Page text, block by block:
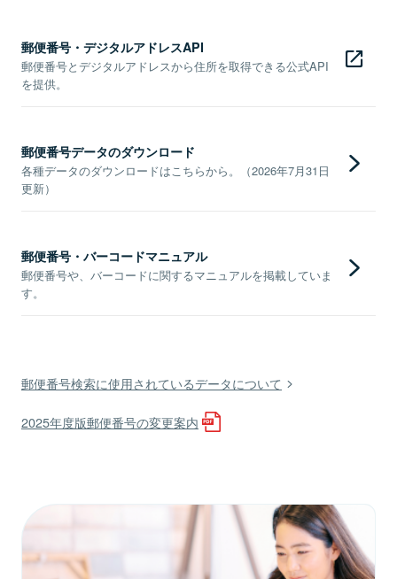
郵便番号・デジタルアドレスAPI
郵便番号とデジタルアドレスから住所を取得できる公式API
を提供。
郵便番号データのダウンロード
各種データのダウンロードはこちらから。（2026年7月31日
更新）
郵便番号・バーコードマニュアル
郵便番号や、バーコードに関するマニュアルを掲載していま
す。
郵便番号検索に使用されているデータについて
2025年度版郵便番号の変更案内